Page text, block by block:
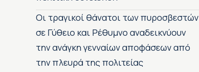
Οι τραγικοί θάνατοι των πυροσβεστών
σε Γύθειο και Ρέθυμνο αναδεικνύουν
την ανάγκη γενναίων αποφάσεων από
την πλευρά της πολιτείας